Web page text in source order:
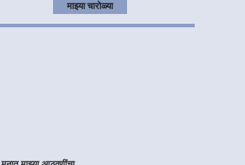
माझ्या चारोळ्या